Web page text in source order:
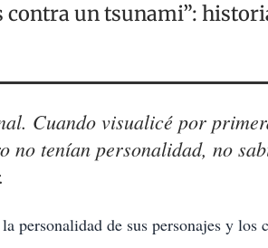
contra un tsunami”:
Cuando visualicé por
no tenían personalidad, no
personalidad de sus personajes y los